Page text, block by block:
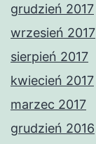
grudzień 2017
wrzesień 2017
sierpień 2017
kwiecień 2017
marzec 2017
grudzień 2016